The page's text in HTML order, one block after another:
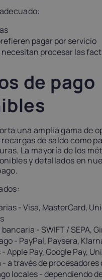
pagar por servicio
necesitan procesar las
de pago
una amplia gama de
de saldo como
La mayoría de los
y detallados en
- Visa, MasterCard,
- SWIFT / SEPA,
- PayPal, Paysera,
Apple Pay, Google Pay,
a través de procesadores
locales - dependiendo